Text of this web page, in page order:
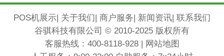
POS机展示| 关于我们| 商户服务| 新闻资讯| 联系我们
谷骐科技有限公司 © 2010-2025 版权所有
客服热线： 400-8118-928 | 网站地图